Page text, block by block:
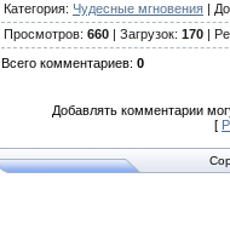
Категория: Чудесные мгновения |
Просмотров: 660 | Загрузок: 170 |
Всего комментариев: 0
Добавлять комментарии
[